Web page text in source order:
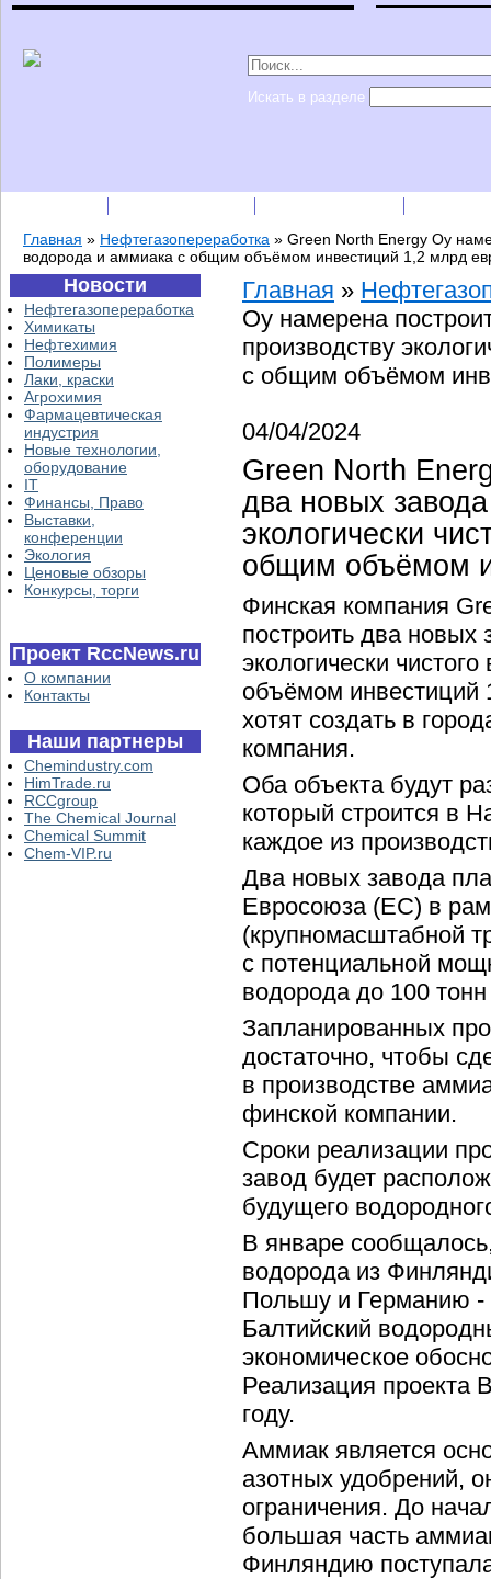
Искать в разделе
Главная » Нефтегазопереработка » Green North Energy Oy
водорода и аммиака с общим объёмом инвестиций 1,2 млрд
Новости
Нефтегазопереработка
Химикаты
Нефтехимия
Полимеры
Лаки, краски
Агрохимия
Фармацевтическая
индустрия
Новые технологии,
оборудование
IT
Финансы, Право
Выставки,
конференции
Экология
Ценовые обзоры
Конкурсы, торги
Проект RccNews.ru
О компании
Контакты
Наши партнеры
Chemindustry.com
HimTrade.ru
RCCgroup
The Chemical Journal
Chemical Summit
Chem-VIP.ru
Главная »
Oy намерена
производству
с общим объёмом
04/04/2024
Green North
два новых
экологически
общим объёмом
Финская компания
построить два новых
экологически
объёмом инвестиций
хотят создать в
компания.
Оба объекта будут
который строится в
каждое из
Два новых завода
Евросоюза (ЕС) в
(крупномасштабной
с потенциальной
водорода до 100
Запланированных
достаточно, чтобы
в производстве
финской компании.
Сроки реализации
завод будет
будущего
В январе
водорода из
Польшу и Германию -
Балтийский
экономическое
Реализация проекта
году.
Аммиак является
азотных удобрений,
ограничения. До
большая часть
Финляндию